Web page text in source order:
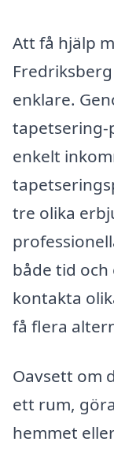
Att få hjälp
enklare.
tapetsering-
enkelt
tre olika
både tid
kontakta
få flera
Oavsett om
ett rum,
hemmet